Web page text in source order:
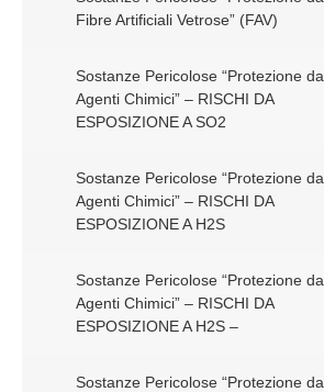
Fibre Artificiali Vetrose” (FAV)
Sostanze Pericolose “Protezione da
Agenti Chimici” – RISCHI DA
ESPOSIZIONE A SO2
Sostanze Pericolose “Protezione da
Agenti Chimici” – RISCHI DA
ESPOSIZIONE A H2S
Sostanze Pericolose “Protezione da
Agenti Chimici” – RISCHI DA
ESPOSIZIONE A H2S –
Sostanze Pericolose “Protezione da